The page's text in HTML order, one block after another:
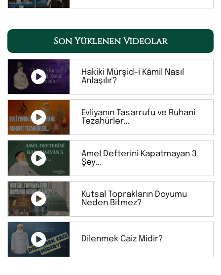
Son Yüklenen Videolar
Hakiki Mürşid-i Kâmil Nasıl
Anlaşılır?
Evliyanın Tasarrufu ve Ruhani
Tezahürler...
Amel Defterini Kapatmayan 3
Şey...
Kutsal Toprakların Doyumu
Neden Bitmez?
Dilenmek Caiz Midir?